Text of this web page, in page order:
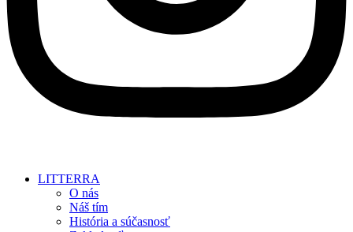
LITTERRA
O nás
Náš tím
História a súčasnosť